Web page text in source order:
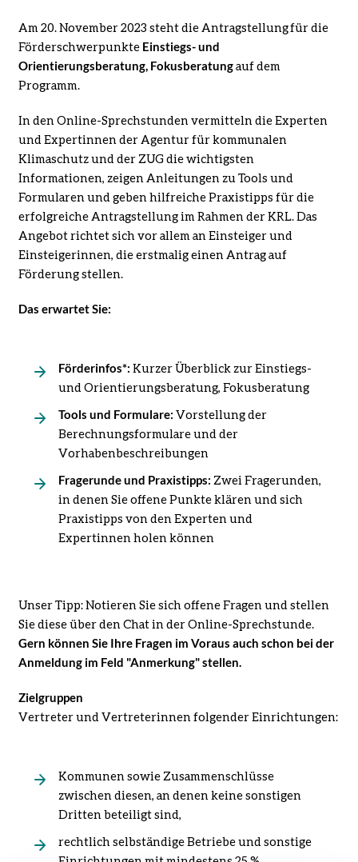
Am 20. November 2023 steht die Antragstellung für die
Förderschwerpunkte Einstiegs- und
Orientierungsberatung, Fokusberatungauf dem
Programm.
In den Online-Sprechstunden vermitteln die Experten
und Expertinnen der Agentur für kommunalen
Klimaschutz und der ZUG die wichtigsten
Informationen, zeigen Anleitungen zu Tools und
Formularen und geben hilfreiche Praxistipps für die
erfolgreiche Antragstellung im Rahmen der KRL. Das
Angebot richtet sich vor allem an Einsteiger und
Einsteigerinnen, die erstmalig einen Antrag auf
Förderung stellen.
Das erwartet Sie:
Förderinfos*: Kurzer Überblick zur Einstiegs-
und Orientierungsberatung, Fokusberatung
Tools und Formulare: Vorstellung der
Berechnungsformulare und der
Vorhabenbeschreibungen
Fragerunde und Praxistipps: Zwei Fragerunden,
in denen Sie offene Punkte klären und sich
Praxistipps von den Experten und
Expertinnen holen können
Unser Tipp: Notieren Sie sich offene Fragen und stellen
Sie diese über den Chat in der Online-Sprechstunde.
Gern können Sie Ihre Fragen im Voraus auch schon bei der
Anmeldung im Feld "Anmerkung" stellen.
Zielgruppen
Vertreter und Vertreterinnen folgender Einrichtungen:
Kommunen sowie Zusammenschlüsse
zwischen diesen, an denen keine sonstigen
Dritten beteiligt sind,
rechtlich selbständige Betriebe und sonstige